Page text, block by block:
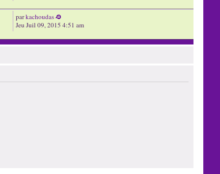
parkachoudas
Jeu Juil 09, 2015 4:51 am